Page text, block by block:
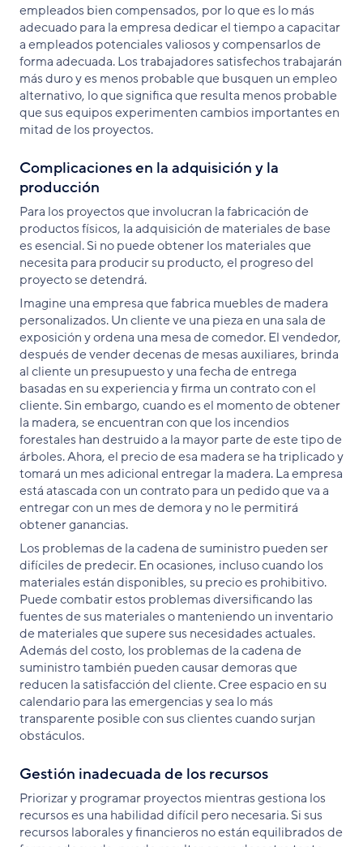
empleados bien compensados, por lo que es lo más
adecuado para la empresa dedicar el tiempo a capacitar
a empleados potenciales valiosos y compensarlos de
forma adecuada. Los trabajadores satisfechos trabajarán
más duro y es menos probable que busquen un empleo
alternativo, lo que significa que resulta menos probable
que sus equipos experimenten cambios importantes en
mitad de los proyectos.
Complicaciones en la adquisición y la
producción
Para los proyectos que involucran la fabricación de
productos físicos, la adquisición de materiales de base
es esencial. Si no puede obtener los materiales que
necesita para producir su producto, el progreso del
proyecto se detendrá.
Imagine una empresa que fabrica muebles de madera
personalizados. Un cliente ve una pieza en una sala de
exposición y ordena una mesa de comedor. El vendedor,
después de vender decenas de mesas auxiliares, brinda
al cliente un presupuesto y una fecha de entrega
basadas en su experiencia y firma un contrato con el
cliente. Sin embargo, cuando es el momento de obtener
la madera, se encuentran con que los incendios
forestales han destruido a la mayor parte de este tipo de
árboles. Ahora, el precio de esa madera se ha triplicado y
tomará un mes adicional entregar la madera. La empresa
está atascada con un contrato para un pedido que va a
entregar con un mes de demora y no le permitirá
obtener ganancias.
Los problemas de la cadena de suministro pueden ser
difíciles de predecir. En ocasiones, incluso cuando los
materiales están disponibles, su precio es prohibitivo.
Puede combatir estos problemas diversificando las
fuentes de sus materiales o manteniendo un inventario
de materiales que supere sus necesidades actuales.
Además del costo, los problemas de la cadena de
suministro también pueden causar demoras que
reducen la satisfacción del cliente. Cree espacio en su
calendario para las emergencias y sea lo más
transparente posible con sus clientes cuando surjan
obstáculos.
Gestión inadecuada de los recursos
Priorizar y programar proyectos mientras gestiona los
recursos es una habilidad difícil pero necesaria. Si sus
recursos laborales y financieros no están equilibrados de